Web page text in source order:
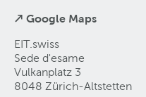
↗ Google Maps
EIT.swiss
Sede d'esame
Vulkanplatz 3
8048 Zürich-Altstetten